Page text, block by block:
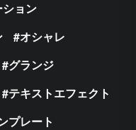
ョン
オシャレ
グランジ
テキストエフェクト
プレート